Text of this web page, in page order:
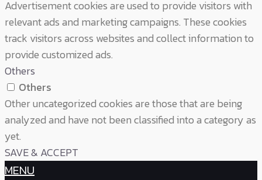
Advertisement cookies are used to provide visitors with
relevant ads and marketing campaigns. These cookies
track visitors across websites and collect information to
provide customized ads.
Others
Others
Other uncategorized cookies are those that are being
analyzed and have not been classified into a category as
yet.
SAVE & ACCEPT
MENU